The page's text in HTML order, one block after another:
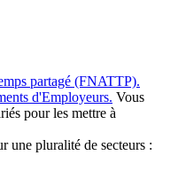
partagé (FNATTP).
d'Employeurs. Vous
pour les mettre à
une pluralité de secteurs :